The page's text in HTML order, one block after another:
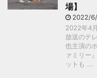
場】
2022/
2022年4
放送のテ
也主演の
ァミリー
ットも ...